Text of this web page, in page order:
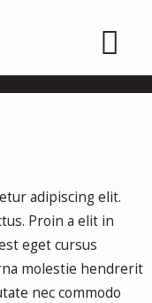
adipiscing elit.
Proin a elit in
eget cursus
molestie hendrerit
nec commodo